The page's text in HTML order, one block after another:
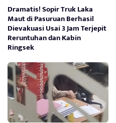
Dramatis! Sopir Truk Laka
Maut di Pasuruan Berhasil
Dievakuasi Usai 3 Jam Terjepit
Reruntuhan dan Kabin
Ringsek